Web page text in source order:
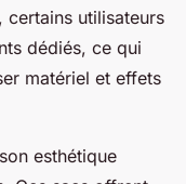
certains utilisateurs
dédiés, ce qui
matériel et effets
esthétique